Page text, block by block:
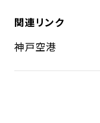
関連リンク
神戸空港